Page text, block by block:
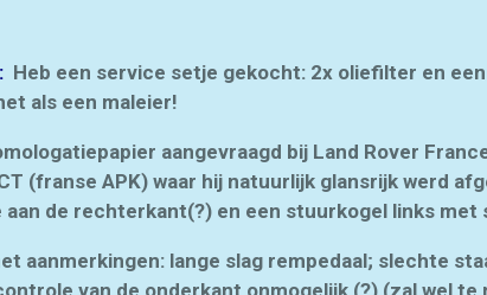
Heb een service setje gekocht: 2x oliefilter en
als een maleier!
aangevraagd bij Land Rover
(franse APK) waar hij natuurlijk glansrijk werd
de rechterkant(?) en een stuurkogel links met
aanmerkingen: lange slag rempedaal; slechte